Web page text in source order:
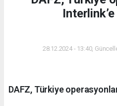
28.12.2024 - 13:40,
DAFZ, Türkiye